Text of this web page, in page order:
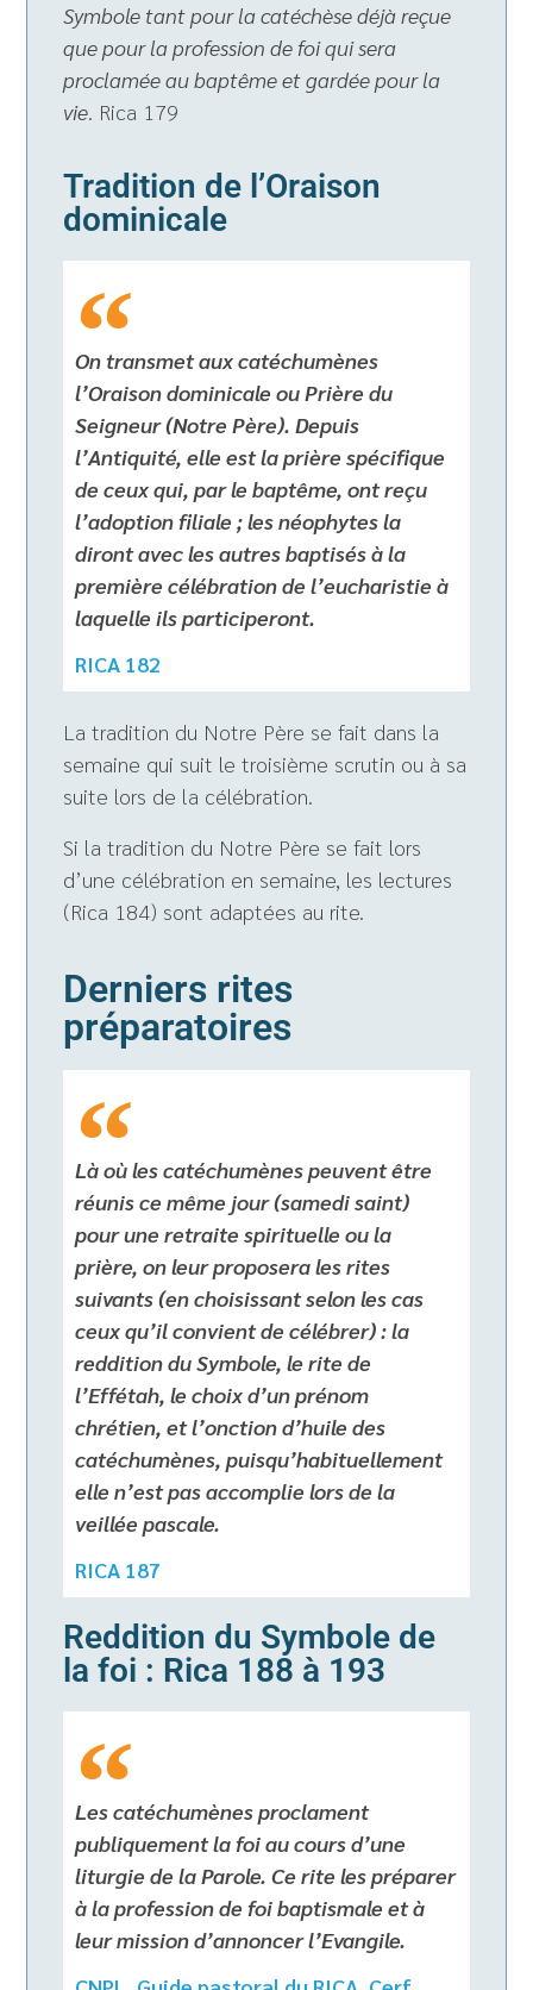
Symbole tant pour la catéchèse déjà reçue
que pour la profession de foi qui sera
proclamée au baptême et gardée pour la
vie. Rica 179
Tradition de l’Oraison
dominicale
On transmet aux catéchumènes
l’Oraison dominicale ou Prière du
Seigneur (Notre Père). Depuis
l’Antiquité, elle est la prière spécifique
de ceux qui, par le baptême, ont reçu
l’adoption filiale ; les néophytes la
diront avec les autres baptisés à la
première célébration de l’eucharistie à
laquelle ils participeront.
RICA 182
La tradition du Notre Père se fait dans la
semaine qui suit le troisième scrutin ou à sa
suite lors de la célébration.
Si la tradition du Notre Père se fait lors
d’une célébration en semaine, les lectures
(Rica 184) sont adaptées au rite.
Derniers rites
préparatoires
Là où les catéchumènes peuvent être
réunis ce même jour (samedi saint)
pour une retraite spirituelle ou la
prière, on leur proposera les rites
suivants (en choisissant selon les cas
ceux qu’il convient de célébrer) : la
reddition du Symbole, le rite de
l’Effétah, le choix d’un prénom
chrétien, et l’onction d’huile des
catéchumènes, puisqu’habituellement
elle n’est pas accomplie lors de la
veillée pascale.
RICA 187
Reddition du Symbole de
la foi : Rica 188 à 193
Les catéchumènes proclament
publiquement la foi au cours d’une
liturgie de la Parole. Ce rite les préparer
à la profession de foi baptismale et à
leur mission d’annoncer l’Evangile.